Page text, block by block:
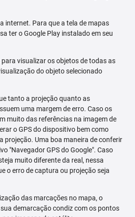
internet. Para que a tela de mapas
ter o Google Play instalado em seu
visualizar os objetos de todas as
do objeto selecionado
tanto a projeção quanto as
uma margem de erro. Caso os
muito das referências na imagem de
o GPS do dispositivo bem como
projeção. Uma boa maneira de conferir
"Navegador GPS do Google". Caso
muito diferente da real, nessa
o erro de captura ou projeção seja
das marcações no mapa, o
demarcação condiz com os pontos